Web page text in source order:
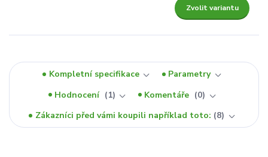
Zvolit variantu
Kompletní specifikace
Parametry
Hodnocení
1 Komentáře
0
Zákazníci před vámi koupili například toto: 8